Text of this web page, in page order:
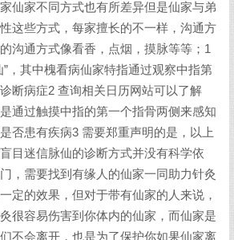
仙家不同方式也有所差异但是仙家与弟
这些方式，每家擅长的不一样，沟通方
沟通方式像看香，点烟，摸脉等等；1
”，其中槐看病仙家特指通过观察中指第
断病症2 查询相关日历网站可以了解
通过触摸中指的第一个指骨两侧来感知
否患有疾病3 需要郑重声明的是，以上
目迷信脉仙的诊断方式并没有科学依
，需要找到有缘人的仙家一同助力针灸
定的效果，但对于带有仙家的人来说，
很容易伤害到你体内的仙家，而仙家是
不会离开，也是为了保护你如果仙家离